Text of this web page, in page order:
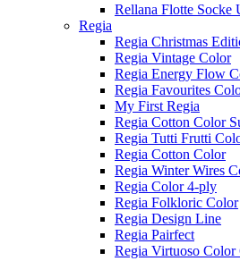
Rellana Flotte Socke
Regia
Regia Christmas
Regia Vintage Color
Regia Energy Flow
Regia Favourites
My First Regia
Regia Cotton Color
Regia Tutti Frutti
Regia Cotton Color
Regia Winter Wires
Regia Color 4-ply
Regia Folkloric Color
Regia Design Line
Regia Pairfect
Regia Virtuoso Color